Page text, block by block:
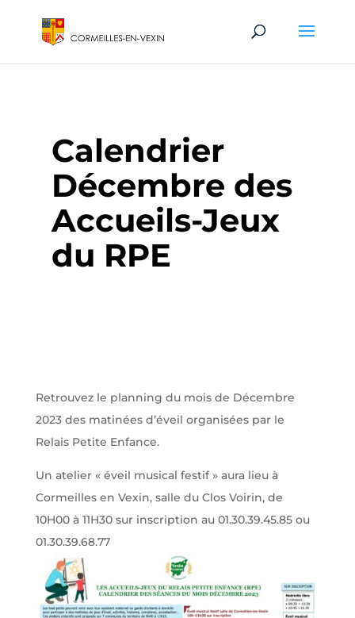
Calendrier
Décembre des
Accueils-Jeux
du RPE
Retrouvez le planning du mois de Décembre
2023 des matinées d’éveil organisées par le
Relais Petite Enfance.
Un atelier « éveil musical festif » aura lieu à
Cormeilles en Vexin, salle du Clos Voirin, de
10H00 à 11H30 sur inscription au 01.30.39.45.85 ou
01.30.39.68.77